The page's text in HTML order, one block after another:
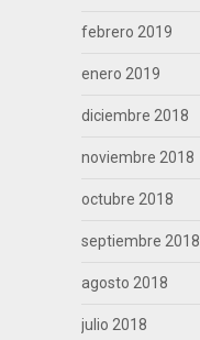
febrero 2019
enero 2019
diciembre 2018
noviembre 2018
octubre 2018
septiembre 2018
agosto 2018
julio 2018